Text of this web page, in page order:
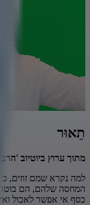
תֵאוּר
מתוך ערוץ ביוטיוב
למה נקרא שמם זוזים,
המחסה שלהם, הם
כסף אי אפשר לאכול